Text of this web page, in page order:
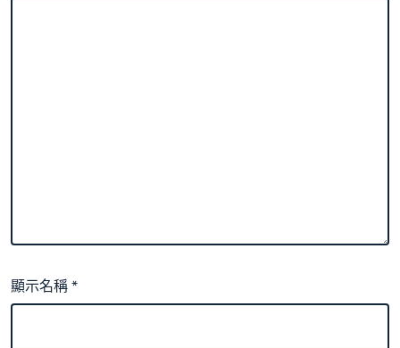
顯示名稱*